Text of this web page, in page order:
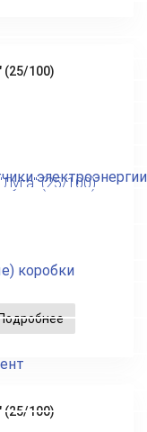
электроэнергии
коробки
(25/100)
(25/100)